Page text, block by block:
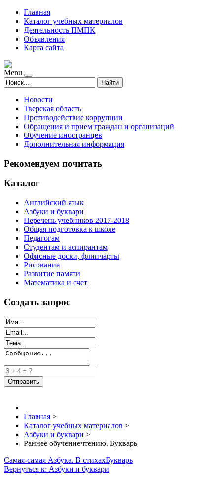
Главная
Каталог учебных материалов
Деятельность ПМПК
Объявления
Карта сайта
Menu
Найти
Новости
Тверская область
Противодействие коррупции
Обращения и прием граждан и организаций
Обучение иностранцев
Дополнительная информация
Рекомендуем почитать
Каталог
Английский язык
Азбуки и буквари
Перечень учебников 2017-2018
Общая подготовка к школе
Педагогам
Студентам и аспирантам
Офисные доски, флипчарты
Рисование
Развитие памяти
Математика и счет
Создать запрос
Главная >
Каталог учебных материалов >
Азбуки и буквари >
Раннее обучениечтению. Букварь
Самая-самая Азбука. В стихахБукварь
Вернуться к: Азбуки и буквари